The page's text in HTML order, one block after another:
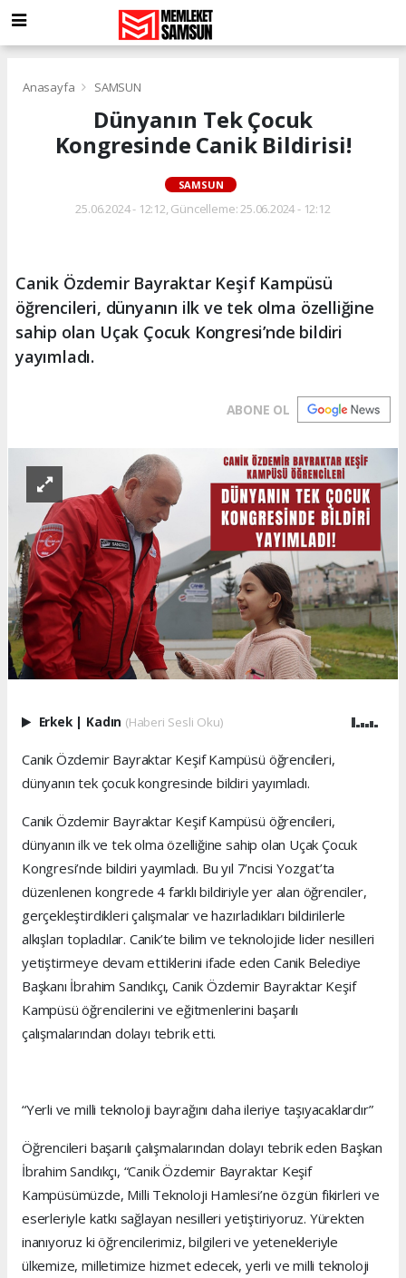
Anasayfa SAMSUN
Dünyanın Tek Çocuk
Kongresinde Canik Bildirisi!
SAMSUN
25.06.2024 - 12:12, Güncelleme: 25.06.2024 - 12:12
Canik Özdemir Bayraktar Keşif Kampüsü
öğrencileri, dünyanın ilk ve tek olma özelliğine
sahip olan Uçak Çocuk Kongresi’nde bildiri
yayımladı.
ABONE OL
Erkek | Kadın (Haberi Sesli Oku)
Canik Özdemir Bayraktar Keşif Kampüsü öğrencileri,
dünyanın tek çocuk kongresinde bildiri yayımladı.
Canik Özdemir Bayraktar Keşif Kampüsü öğrencileri,
dünyanın ilk ve tek olma özelliğine sahip olan Uçak Çocuk
Kongresi’nde bildiri yayımladı. Bu yıl 7’ncisi Yozgat’ta
düzenlenen kongrede 4 farklı bildiriyle yer alan öğrenciler,
gerçekleştirdikleri çalışmalar ve hazırladıkları bildirilerle
alkışları topladılar. Canik’te bilim ve teknolojide lider nesilleri
yetiştirmeye devam ettiklerini ifade eden Canik Belediye
Başkanı İbrahim Sandıkçı, Canik Özdemir Bayraktar Keşif
Kampüsü öğrencilerini ve eğitmenlerini başarılı
çalışmalarından dolayı tebrik etti.
“Yerli ve milli teknoloji bayrağını daha ileriye taşıyacaklardır”
Öğrencileri başarılı çalışmalarından dolayı tebrik eden Başkan
İbrahim Sandıkçı, “Canik Özdemir Bayraktar Keşif
Kampüsümüzde, Milli Teknoloji Hamlesi’ne özgün fikirleri ve
eserleriyle katkı sağlayan nesilleri yetiştiriyoruz. Yürekten
inanıyoruz ki öğrencilerimiz, bilgileri ve yetenekleriyle
ülkemize, milletimize hizmet edecek, yerli ve milli teknoloji